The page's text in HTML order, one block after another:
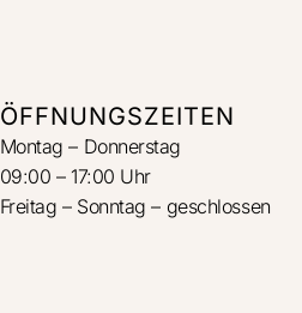
ÖFFNUNGSZEITEN
Montag – Donnerstag
09:00 – 17:00 Uhr
Freitag – Sonntag – geschlossen